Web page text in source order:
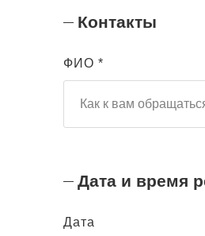
Контакты
ФИО *
Дата и время
Дата